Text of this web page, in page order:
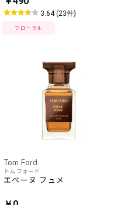
3.64 (23件)
フローラル
Tom Ford
トム フォード
エベーヌ フュメ